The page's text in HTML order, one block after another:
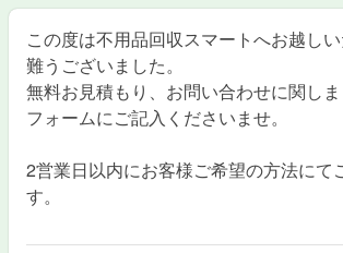
この度は不用品回収スマートへお越し
難うございました。
無料お見積もり、お問い合わせに関し
フォームにご記入くださいませ。
2営業日以内にお客様ご希望の方法にて
す。